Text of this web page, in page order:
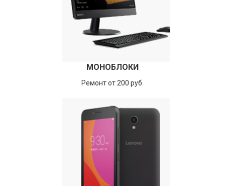
МОНОБЛОКИ
Ремонт от 200 руб.